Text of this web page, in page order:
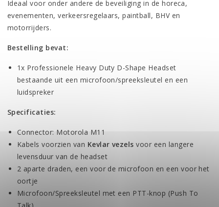
Ideaal voor onder andere de beveiliging in de horeca,
evenementen, verkeersregelaars, paintball, BHV en
motorrijders.
Bestelling bevat:
1x Professionele Heavy Duty D-Shape Headset
bestaande uit een microfoon/spreeksleutel en een
luidspreker
Specificaties:
Connector: Motorola M11
Kabels voorzien van Kevlar vezels voor een langere
levensduur van de headset
2 aparte draden, een voor de microfoon en een voor het
oortje
Microfoon/Spreeksleutel met een PTT-knop (Push To